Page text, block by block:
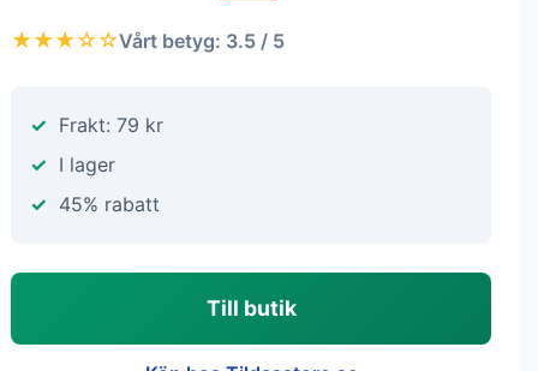
★★★☆☆Vårt betyg: 3.5 / 5
Frakt: 79 kr
I lager
45% rabatt
Till butik